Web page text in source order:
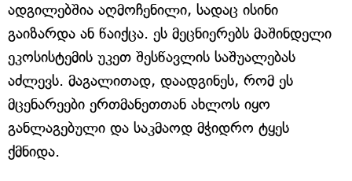
ადგილებშია აღმოჩენილი, სადაც ისინი
გაიზარდა ან წაიქცა. ეს მეცნიერებს მაშინდელი
ეკოსისტემის უკეთ შესწავლის საშუალებას
აძლევს. მაგალითად, დაადგინეს, რომ ეს
მცენარეები ერთმანეთთან ახლოს იყო
განლაგებული და საკმაოდ მჭიდრო ტყეს
ქმნიდა.